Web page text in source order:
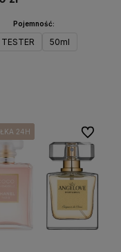
Pojemność:
50ml
24H
24H
24H
24H Do